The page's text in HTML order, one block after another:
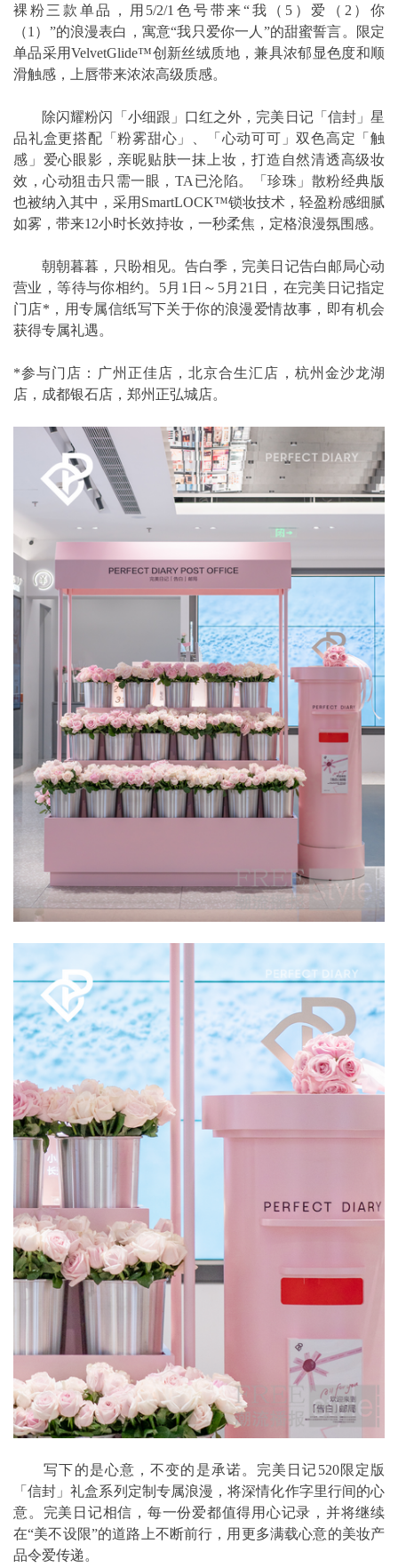
裸粉三款单品，用5/2/1色号带来“我（5）爱（2）你
（1）”的浪漫表白，寓意“我只爱你一人”的甜蜜誓言。限定
单品采用VelvetGlide™创新丝绒质地，兼具浓郁显色度和顺
滑触感，上唇带来浓浓高级质感。
除闪耀粉闪「小细跟」口红之外，完美日记「信封」星
品礼盒更搭配「粉雾甜心」、「心动可可」双色高定「触
感」爱心眼影，亲昵贴肤一抹上妆，打造自然清透高级妆
效，心动狙击只需一眼，TA已沦陷。「珍珠」散粉经典版
也被纳入其中，采用SmartLOCK™锁妆技术，轻盈粉感细腻
如雾，带来12小时长效持妆，一秒柔焦，定格浪漫氛围感。
朝朝暮暮，只盼相见。告白季，完美日记告白邮局心动
营业，等待与你相约。5月1日～5月21日，在完美日记指定
门店*，用专属信纸写下关于你的浪漫爱情故事，即有机会
获得专属礼遇。
*参与门店：广州正佳店，北京合生汇店，杭州金沙龙湖
店，成都银石店，郑州正弘城店。
写下的是心意，不变的是承诺。完美日记520限定版
「信封」礼盒系列定制专属浪漫，将深情化作字里行间的心
意。完美日记相信，每一份爱都值得用心记录，并将继续
在“美不设限”的道路上不断前行，用更多满载心意的美妆产
品令爱传递。